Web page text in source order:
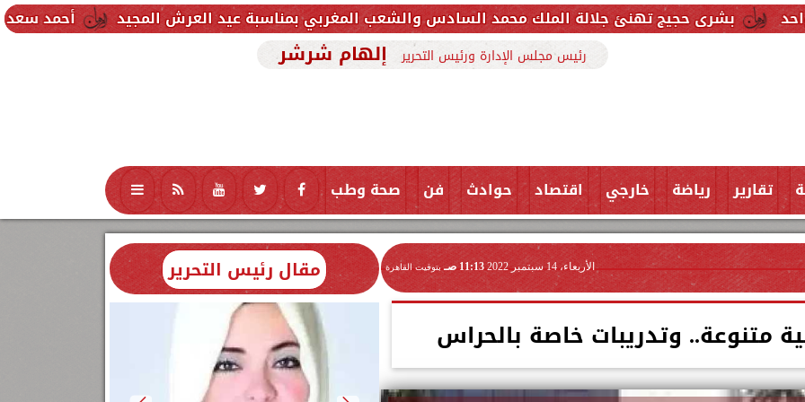
أحمد سعد يطلق «الألبوم تهنئ جلالة الملك محمد السادس والشعب المغربي بمناسبة عيد العرش المجيد
رئيس مجلس الإدارة ورئيس التحرير إلهام شرشر
تقارير رياضة خارجي اقتصاد حوادث فن صحة وطب تكنولوجيا منوعات محافظات
الأربعاء، 14 سبتمبر 2022 11:13 صـ بتوقيت القاهرة
متنوعة.. وتدريبات خاصة بالحراس
مقال رئيس التحرير